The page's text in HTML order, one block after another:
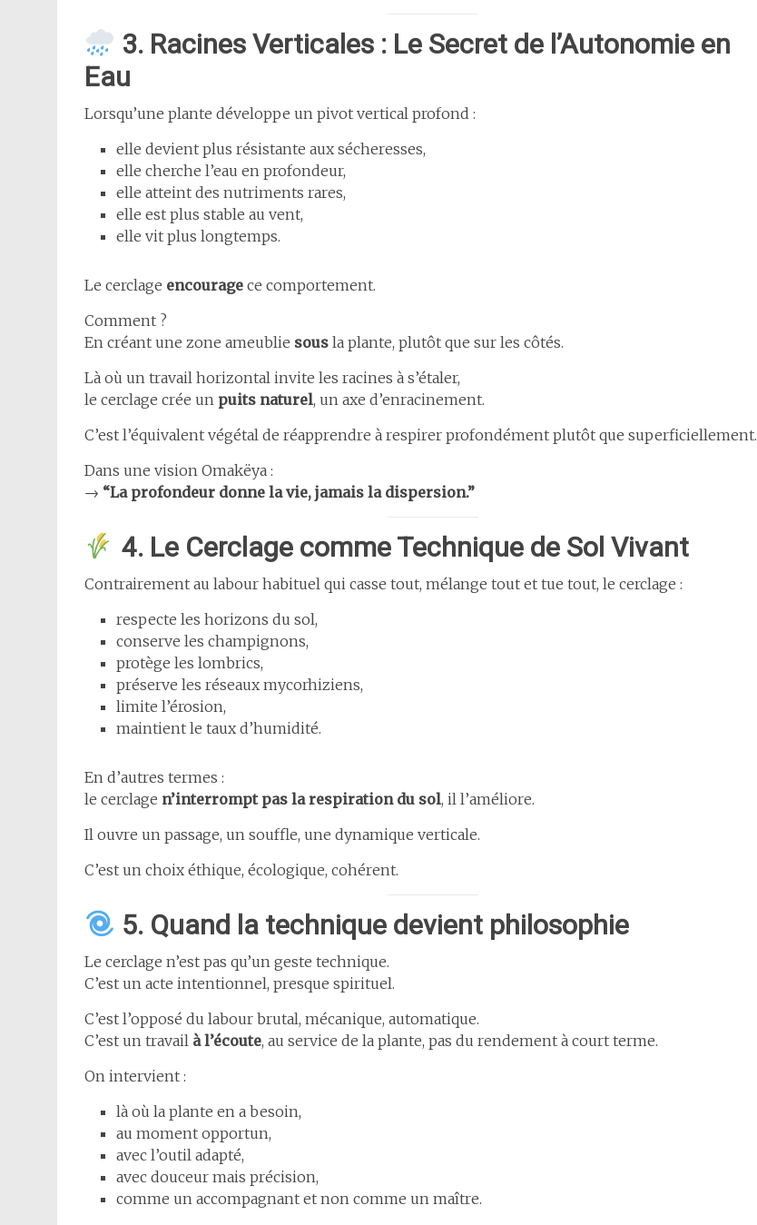
3. Racines Verticales : Le Secret de l’Autonomie en
Eau
Lorsqu’une plante développe un pivot vertical profond :
elle devient plus résistante aux sécheresses,
elle cherche l’eau en profondeur,
elle atteint des nutriments rares,
elle est plus stable au vent,
elle vit plus longtemps.
Le cerclage encourage ce comportement.
Comment ?
En créant une zone ameublie sous la plante, plutôt que sur les côtés.
Là où un travail horizontal invite les racines à s’étaler,
le cerclage crée un puits naturel, un axe d’enracinement.
C’est l’équivalent végétal de réapprendre à respirer profondément plutôt que superficiellement.
Dans une vision Omakëya :
→ “La profondeur donne la vie, jamais la dispersion.”
4. Le Cerclage comme Technique de Sol Vivant
Contrairement au labour habituel qui casse tout, mélange tout et tue tout, le cerclage :
respecte les horizons du sol,
conserve les champignons,
protège les lombrics,
préserve les réseaux mycorhiziens,
limite l’érosion,
maintient le taux d’humidité.
En d’autres termes :
le cerclage n’interrompt pas la respiration du sol, il l’améliore.
Il ouvre un passage, un souffle, une dynamique verticale.
C’est un choix éthique, écologique, cohérent.
5. Quand la technique devient philosophie
Le cerclage n’est pas qu’un geste technique.
C’est un acte intentionnel, presque spirituel.
C’est l’opposé du labour brutal, mécanique, automatique.
C’est un travail à l’écoute, au service de la plante, pas du rendement à court terme.
On intervient :
là où la plante en a besoin,
au moment opportun,
avec l’outil adapté,
avec douceur mais précision,
comme un accompagnant et non comme un maître.